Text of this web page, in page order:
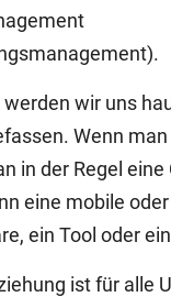
wir uns
Wenn
in der Regel eine
eine mobile
ein Tool oder
ist für alle